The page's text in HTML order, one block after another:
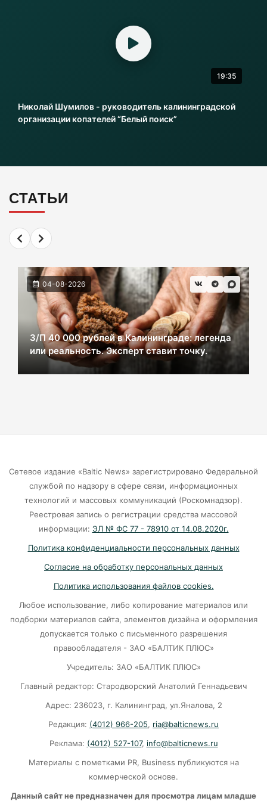
Литовский шпион осужден в Калининграде
06-08-2026
700 млн рублей
В Черняховске из реки достали тело
женщины. Следком проводит проверку.
06-08-2026
В центре Зеленоградска уже неделю
красуется фекальная лужа
Больше тонны рыбы незаконно выловили в
Калининградской области с начала года
06-08-2026
В Светлогорске женщина купила «корейца»
по «удалёнке» и потеряла деньги
05-08-2026
На двух перекрёстках в Калининграде теперь
нужно ехать по-новому
«Народный фронт»: Людям приходится жить
в сырости с земляными блохами и плесенью
05-08-2026
«Защита для ребенка» — новая подписка
«Ростелекома» позаботится о
кибербезопасности подрастающего
19:35
Николай Шумилов - руководитель калининградской
организации копателей “Белый поиск”
СТАТЬИ
04-08-2026
З/П 40 000 рублей в Калининграде: легенда
или реальность. Эксперт ставит точку.
Сетевое издание «Baltic News» зарегистрировано Федеральной
службой по надзору в сфере связи, информационных
технологий и массовых коммуникаций (Роскомнадзор).
Реестровая запись о регистрации средства массовой
информации: ЭЛ № ФС 77 - 78910 от 14.08.2020г.
Политика конфиденциальности персональных данных
Согласие на обработку персональных данных
Политика использования файлов cookies.
Любое использование, либо копирование материалов или
подборки материалов сайта, элементов дизайна и оформления
допускается только с письменного разрешения
правообладателя - ЗАО «БАЛТИК ПЛЮС»
Учредитель: ЗАО «БАЛТИК ПЛЮС»
Главный редактор: Стародворский Анатолий Геннадьевич
Адрес: 236023, г. Калининград, ул.Яналова, 2
Редакция: (4012) 966-205, ria@balticnews.ru
Реклама: (4012) 527-107, info@balticnews.ru
Материалы с пометками PR, Business публикуются на
коммерческой основе.
Данный сайт не предназначен для просмотра лицам младше